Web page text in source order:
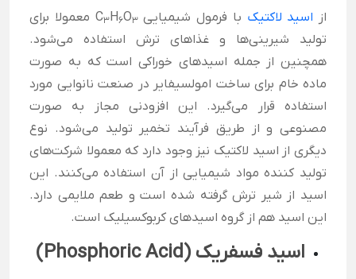
از اسید لاکتیک با فرمول شیمیایی C 3H6O3
معمولا برای
تولید شیرینی‌ها و غذاهای ترش استفاده می‌شود.
همچنین از جمله اسیدهای خوراکی است که به صورت
ماده خام برای ساخت امولسیفایر در صنعت نانوایی مورد
استفاده قرار می‌گیرد. این افزودنی مجاز به صورت
مصنوعی و از طریق فرآیند تخمیر تولید می‌شود. نوع
دیگری از اسید لاکتیک نیز وجود دارد که معمولا شرکت‌های
تولید کننده مواد شیمیایی از آن استفاده می‌کنند. این
اسید از شیر ترش گرفته شده است و طعم ملایمی دارد.
این اسید هم از گروه اسیدهای کربوکسیلیک است.
اسید فسفریک (Phosphoric Acid
)